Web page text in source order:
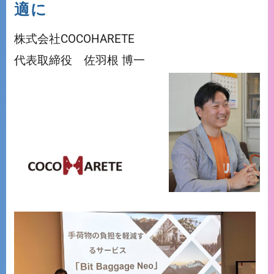
適に
株式会社COCOHARETE
代表取締役 佐羽根 博一